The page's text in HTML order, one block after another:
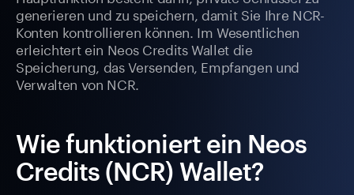
generieren und zu speichern, damit Sie Ihre NCR-
Konten kontrollieren können. Im Wesentlichen
erleichtert ein Neos Credits Wallet die
Speicherung, das Versenden, Empfangen und
Verwalten von NCR.
Wie funktioniert ein Neos
Credits (NCR) Wallet?